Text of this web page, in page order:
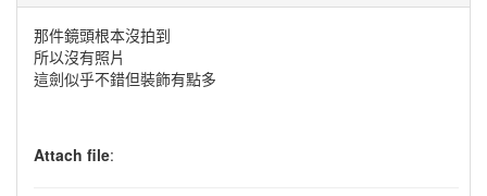
那件鏡頭根本沒拍到
所以沒有照片
這劍似乎不錯但裝飾有點多
Attach file: